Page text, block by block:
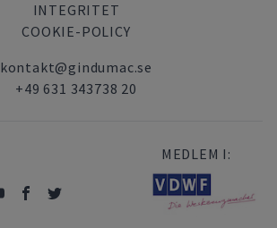
INTEGRITET
COOKIE-POLICY
kontakt@gindumac.se
+49 631 343738 20
MEDLEM I: